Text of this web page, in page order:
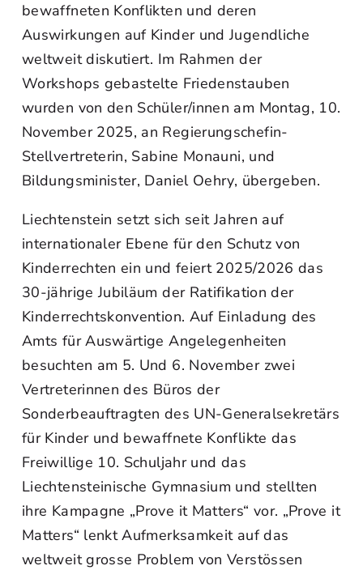
bewaffneten Konflikten und deren
Auswirkungen auf Kinder und Jugendliche
weltweit diskutiert. Im Rahmen der
Workshops gebastelte Friedenstauben
wurden von den Schüler/innen am Montag, 10.
November 2025, an Regierungschefin-
Stellvertreterin, Sabine Monauni, und
Bildungsminister, Daniel Oehry, übergeben.
Liechtenstein setzt sich seit Jahren auf
internationaler Ebene für den Schutz von
Kinderrechten ein und feiert 2025/2026 das
30-jährige Jubiläum der Ratifikation der
Kinderrechtskonvention. Auf Einladung des
Amts für Auswärtige Angelegenheiten
besuchten am 5. Und 6. November zwei
Vertreterinnen des Büros der
Sonderbeauftragten des UN-Generalsekretärs
für Kinder und bewaffnete Konflikte das
Freiwillige 10. Schuljahr und das
Liechtensteinische Gymnasium und stellten
ihre Kampagne „Prove it Matters“ vor. „Prove it
Matters“ lenkt Aufmerksamkeit auf das
weltweit grosse Problem von Verstössen